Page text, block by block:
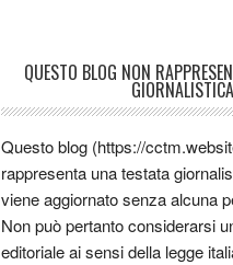
QUESTO BLOG NON
GIORNALISTICA
Questo blog (https://
rappresenta una testata
viene aggiornato senza alcuna
Non può pertanto considerarsi
editoriale ai sensi della legge